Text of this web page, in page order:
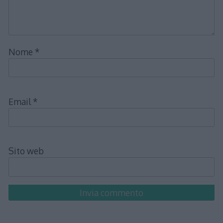
Nome *
Email *
Sito web